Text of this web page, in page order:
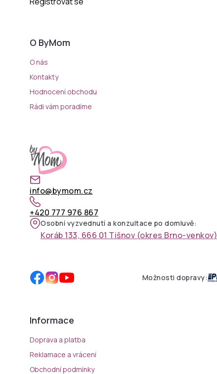
O ByMom
O nás
Kontakty
Hodnocení obchodu
Rádi vám poradíme
info@bymom.cz
+420 777 976 867
Osobní vyzvednutí a konzultace po domluvě:
Koráb 133, 666 01 Tišnov (okres Brno-venkov)
Možnosti dopravy:
Informace
Doprava a platba
Reklamace a vrácení
Obchodní podmínky